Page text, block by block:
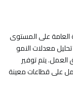
العامة على المستوى
معدلات النمو
العمل. يتم توفير
على قطاعات معينة